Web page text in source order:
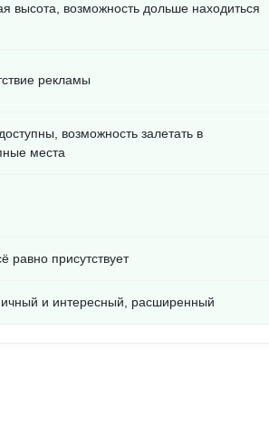
высота, возможность дольше находиться
рекламы
возможность залетать в
места
равно присутствует
и интересный, расширенный